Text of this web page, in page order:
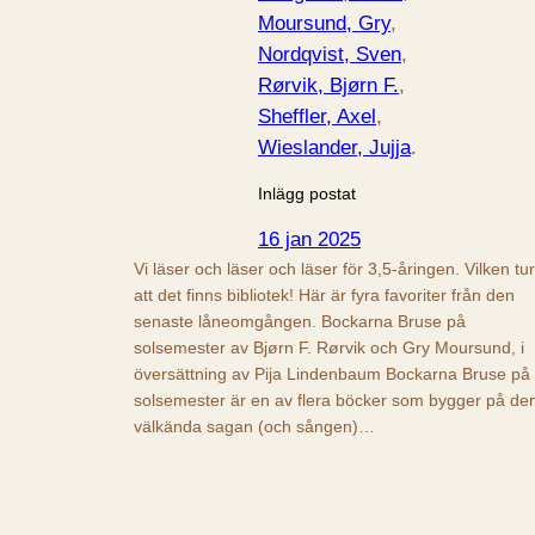
Moursund, Gry
Nordqvist, Sven
Rørvik, Bjørn F.
Sheffler, Axel
Wieslander, Jujja.
Inlägg postat
16 jan 2025
Vi läser och läser och läser för 3,5-åringen. Vilken tur
att det finns bibliotek! Här är fyra favoriter från den
senaste låneomgången. Bockarna Bruse på
solsemester av Bjørn F. Rørvik och Gry Moursund, i
översättning av Pija Lindenbaum Bockarna Bruse på
solsemester är en av flera böcker som bygger på
välkända sagan (och sången)…